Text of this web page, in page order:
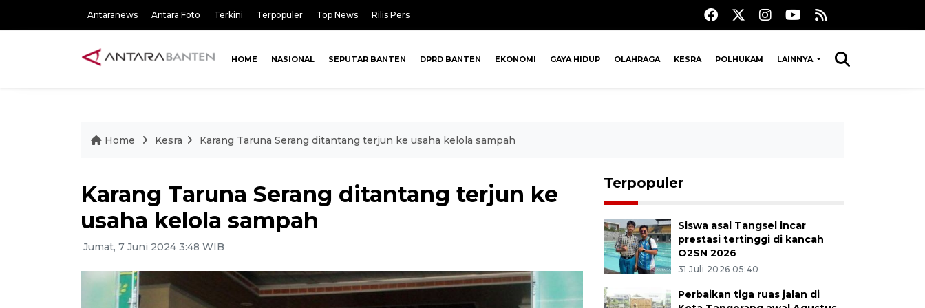
Antaranews Antara Foto Terkini Terpopuler Top News Rilis Pers
HOME NASIONAL SEPUTAR BANTEN DPRD BANTEN EKONOMI GAYA HIDUP OLAHRAGA KESRA POLHUKAM LAINNYA
Home Kesra Karang Taruna Serang ditantang terjun ke usaha kelola sampah
Karang Taruna Serang ditantang terjun ke
usaha kelola sampah
Jumat, 7 Juni 2024 3:48 WIB
Terpopuler
Siswa asal Tangsel incar
prestasi tertinggi di kancah
O2SN 2026
31 Juli 2026 05:40
Perbaikan tiga ruas jalan di